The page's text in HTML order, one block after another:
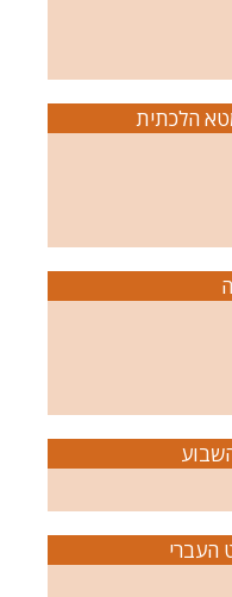
הלכתית
העברי